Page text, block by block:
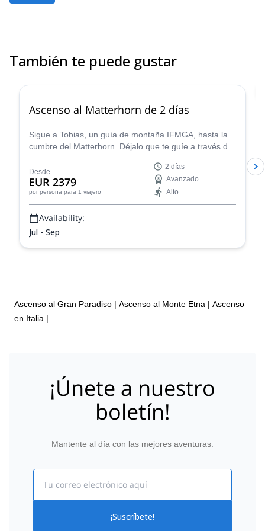
Fulfill your dreams, discover breathtaking views or simply enjoy
Let’s plan your next mountain project together!
También te puede gustar
Ascenso al Matterhorn de 2 días
Sigue a Tobias, un guía de montaña IFMGA, hasta la
cumbre del Matterhorn. Déjalo que te guíe a través de
disfruta de algunas de las vistas más fascinantes
desde la cima.
Desde
EUR 2379
por persona para 1 viajero
2 días
Avanzado
Alto
Availability:
Jul - Sep
Ascenso al Gran Paradiso | Ascenso al Monte Etna | Ascenso
en Italia |
¡Únete a nuestro
boletín!
Mantente al día con las mejores aventuras.
¡Suscríbete!